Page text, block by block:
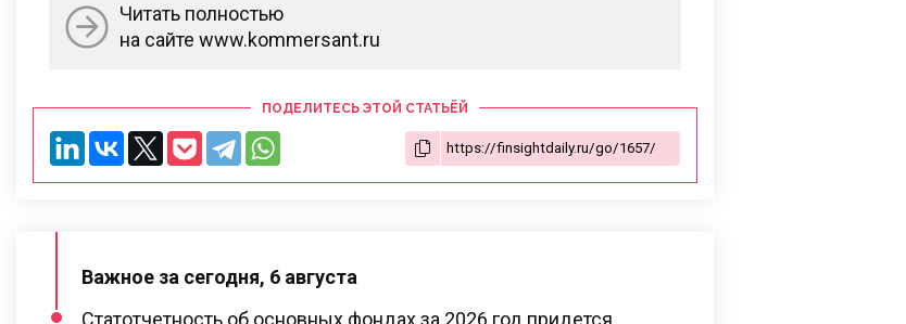
Читать полностью
на сайте www.kommersant.ru
ПОДЕЛИТЕСЬ ЭТОЙ СТАТЬЁЙ
Важное за сегодня, 6 августа
Статотчетность об основных фондах за 2026 год придется